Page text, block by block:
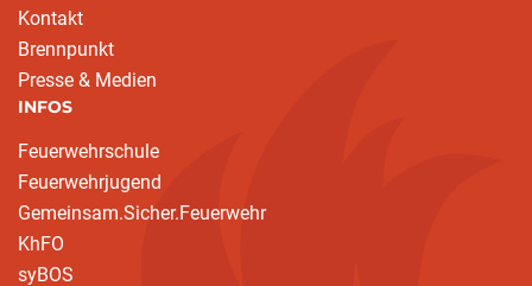
Kontakt
Brennpunkt
Presse & Medien
INFOS
Feuerwehrschule
Feuerwehrjugend
Gemeinsam.Sicher.Feuerwehr
KhFO
syBOS